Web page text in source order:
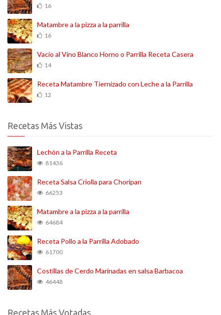
16
Matambre a la pizza a la parrilla
16
Vacío al Vino Blanco Horno o Parrilla Receta Casera
14
Receta Matambre Tiernizado con Leche a la Parrilla
12
Recetas Más Vistas
Lechón a la Parrilla Receta
81436
Receta Salsa Criolla para Choripan
66253
Matambre a la pizza a la parrilla
64684
Receta Pollo a la Parrilla Adobado
61700
Costillas de Cerdo Marinadas en salsa Barbacoa
46448
Recetas Más Votadas